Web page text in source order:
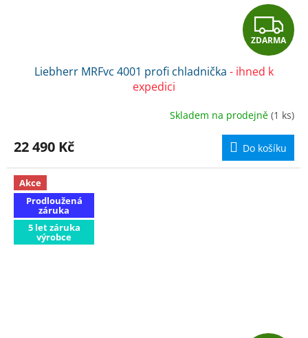
Z
D
R
M
A
ZDARMA
Liebherr MRFvc 4001 profi chladnička - ihned k
expedici
Skladem na prodejně (1 ks)
22 490 Kč Do košíku
Akce
Prodloužená
záruka
5 let záruka
výrobce